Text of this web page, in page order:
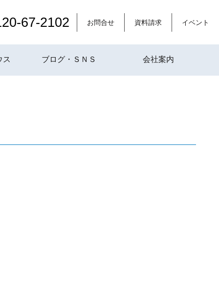
67-2102 お問合せ 資料請求 イベント
ス ブログ・ＳＮＳ 会社案内